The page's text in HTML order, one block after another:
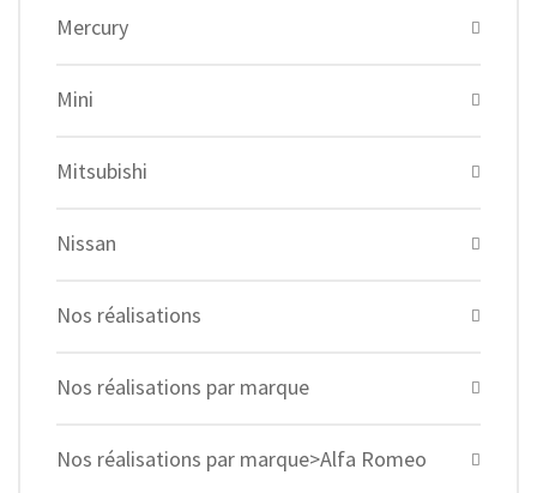
Mercury
Mini
Mitsubishi
Nissan
Nos réalisations
Nos réalisations par marque
Nos réalisations par marque>Alfa Romeo